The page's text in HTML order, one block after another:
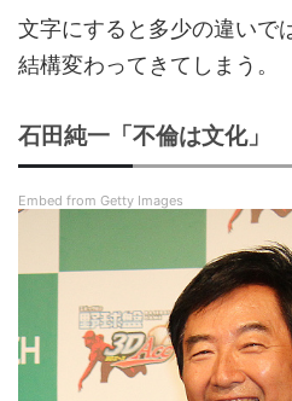
文字にすると多少の違いで
結構変わってきてしまう。
石田純一「不倫は文化」
Embed from Getty Images